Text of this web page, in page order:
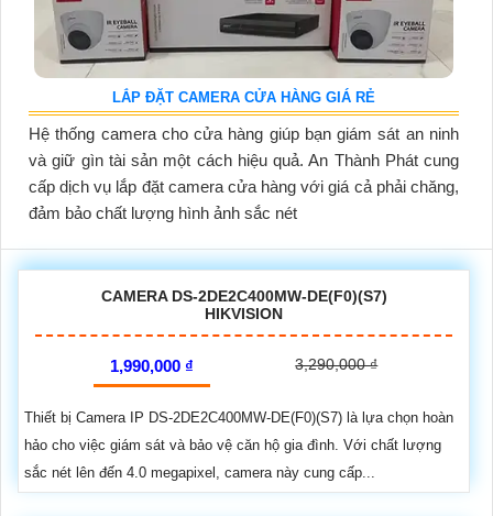
LẮP ĐẶT CAMERA CỬA HÀNG GIÁ RẺ
Hệ thống camera cho cửa hàng giúp bạn giám sát an ninh
và giữ gìn tài sản một cách hiệu quả. An Thành Phát cung
cấp dịch vụ lắp đặt camera cửa hàng với giá cả phải chăng,
đảm bảo chất lượng hình ảnh sắc nét
CAMERA DS-2DE2C400MW-DE(F0)(S7)
HIKVISION
1,990,000 ₫ 3,290,000 ₫
Thiết bị Camera IP DS-2DE2C400MW-DE(F0)(S7) là lựa chọn hoàn
hảo cho việc giám sát và bảo vệ căn hộ gia đình. Với chất lượng
sắc nét lên đến 4.0 megapixel, camera này cung cấp...